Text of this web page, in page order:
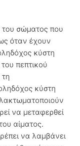
του σώματος που
όταν έχουν
κύστη
πεπτικού
κύστη
να μεταφερθεί
αίματος.
να λαμβάνει